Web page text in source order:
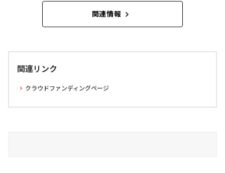
関連情報
関連リンク
クラウドファンディングページ